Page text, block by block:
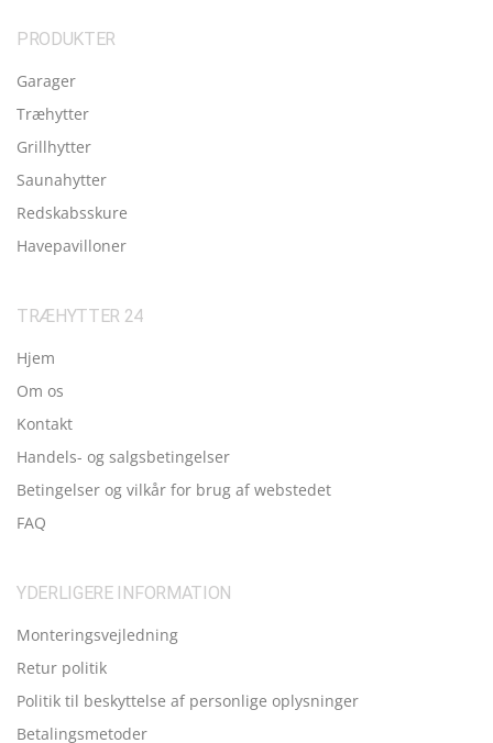
PRODUKTER
Garager
Træhytter
Grillhytter
Saunahytter
Redskabsskure
Havepavilloner
TRÆHYTTER 24
Hjem
Om os
Kontakt
Handels- og salgsbetingelser
Betingelser og vilkår for brug af webstedet
FAQ
YDERLIGERE INFORMATION
Monteringsvejledning
Retur politik
Politik til beskyttelse af personlige oplysninger
Betalingsmetoder